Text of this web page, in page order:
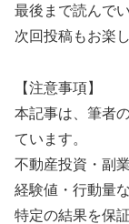
最後まで読んで
次回投稿もお楽
【注意事項】
本記事は、筆者
ています。
不動産投資・副
経験値・行動量
特定の結果を保